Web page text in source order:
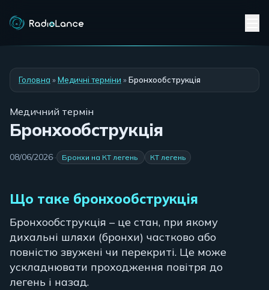
Головна »Медичні терміни »Бронхообструкція
Медичний термін
Бронхообструкція
08/06/2026·· Бронхи на КТ легень КТ легень
Що таке бронхообструкція
Бронхообструкція – це стан, при якому
дихальні шляхи (бронхи) частково або
повністю звужені чи перекриті. Це може
ускладнювати проходження повітря до
легень і назад.